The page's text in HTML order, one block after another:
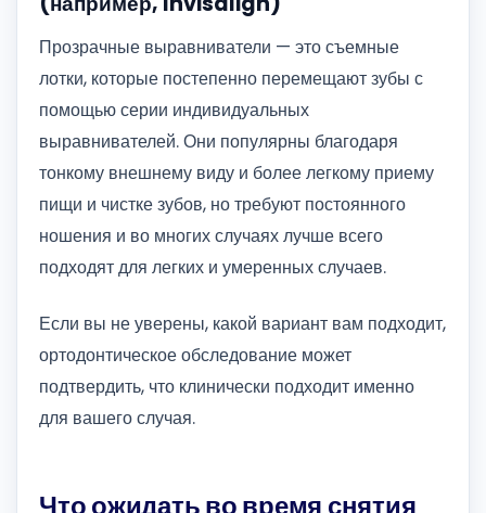
Прозрачные выравниватели — это съемные
лотки, которые постепенно перемещают зубы с
помощью серии индивидуальных
выравнивателей. Они популярны благодаря
тонкому внешнему виду и более легкому приему
пищи и чистке зубов, но требуют постоянного
ношения и во многих случаях лучше всего
подходят для легких и умеренных случаев.
Если вы не уверены, какой вариант вам подходит,
ортодонтическое обследование может
подтвердить, что клинически подходит именно
для вашего случая.
Что ожидать во время снятия